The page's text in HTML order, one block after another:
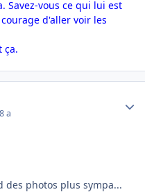
Savez-vous ce qui lui est
d'aller voir les
ça.
a
des photos plus sympa...